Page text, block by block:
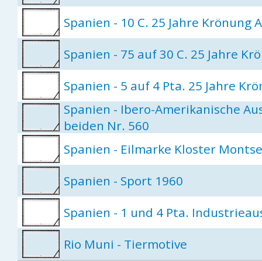
Spanien - 10 C. 25 Jahre Krönung
Spanien - 75 auf 30 C. 25 Jahre
Spanien - 5 auf 4 Pta. 25 Jahre
Spanien - Ibero-Amerikanische
beiden Nr. 560
Spanien - Eilmarke Kloster
Spanien - Sport 1960
Spanien - 1 und 4 Pta.
Rio Muni - Tiermotive